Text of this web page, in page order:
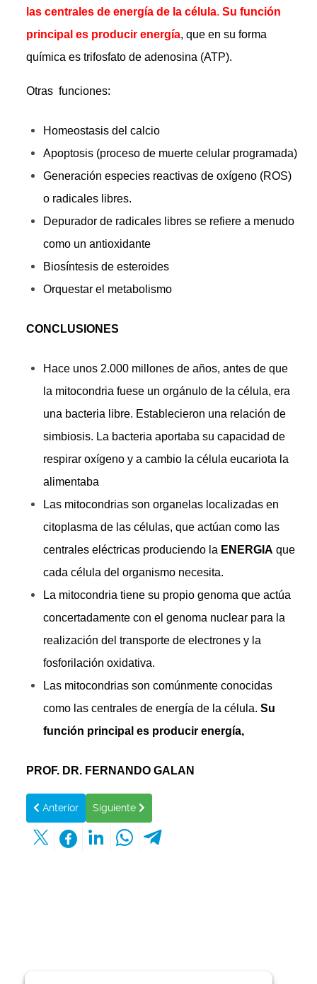
las centrales de energía de la célula. Su función
principal es producir energía, que en su forma
química es trifosfato de adenosina (ATP).
Otras funciones:
Homeostasis del calcio
Apoptosis (proceso de muerte celular programada)
Generación especies reactivas de oxígeno (ROS)
o radicales libres.
Depurador de radicales libres se refiere a menudo
como un antioxidante
Biosíntesis de esteroides
Orquestar el metabolismo
CONCLUSIONES
Hace unos 2.000 millones de años, antes de que
la mitocondria fuese un orgánulo de la célula, era
una bacteria libre. Establecieron una relación de
simbiosis. La bacteria aportaba su capacidad de
respirar oxígeno y a cambio la célula eucariota la
alimentaba
Las mitocondrias son organelas localizadas en
citoplasma de las células, que actúan como las
centrales eléctricas produciendo la ENERGIA que
cada célula del organismo necesita.
La mitocondria tiene su propio genoma que actúa
concertadamente con el genoma nuclear para la
realización del transporte de electrones y la
fosforilación oxidativa.
Las mitocondrias son comúnmente conocidas
como las centrales de energía de la célula. Su
función principal es producir energía,
PROF. DR. FERNANDO GALAN
Artículo anterior: PRODUCCIÓN EN LA MITOCONDRIA DE
Anterior Artículo siguiente: PREGUNTAS Y RESPUESTAS
Siguiente